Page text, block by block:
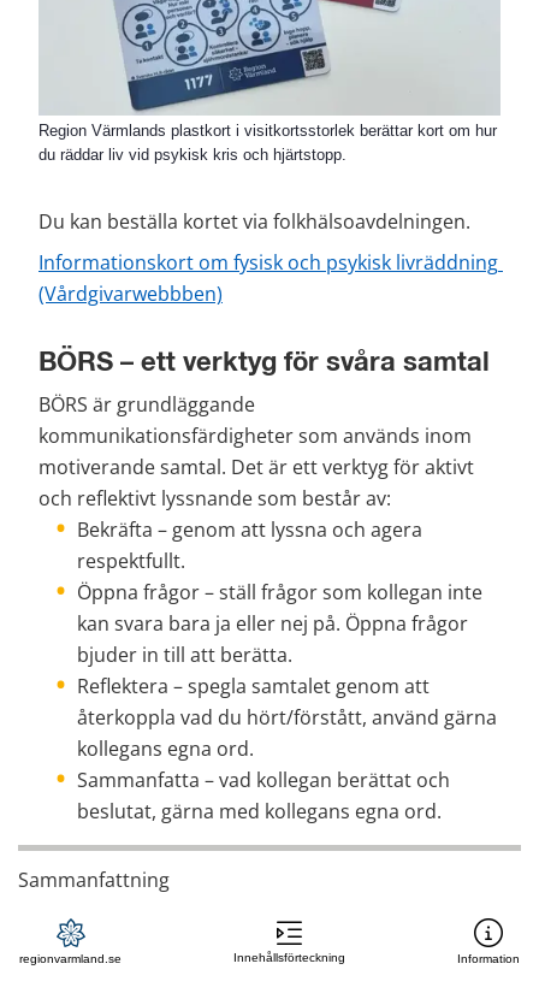
regionvarmland.se Innehållsförteckning Information
Region Värmlands plastkort i visitkortsstorlek berättar kort om hur
du räddar liv vid psykisk kris och hjärtstopp.
Du kan beställa kortet via folkhälsoavdelningen.
Informationskort om fysisk och psykisk livräddning
(Vårdgivarwebbben)
BÖRS – ett verktyg för svåra samtal
BÖRS är grundläggande
kommunikationsfärdigheter som används inom
motiverande samtal. Det är ett verktyg för aktivt
och reflektivt lyssnande som består av:
Bekräfta – genom att lyssna och agera
respektfullt.
Öppna frågor – ställ frågor som kollegan inte
kan svara bara ja eller nej på. Öppna frågor
bjuder in till att berätta.
Reflektera – spegla samtalet genom att
återkoppla vad du hört/förstått, använd gärna
kollegans egna ord.
Sammanfatta – vad kollegan berättat och
beslutat, gärna med kollegans egna ord.
Ta kontakt, våga fråga och våga
lyssna
Att prata om hur vi mår kan rädda liv. Det är inte
Sammanfattning